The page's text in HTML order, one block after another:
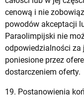
cenową i nie
powodów akceptacji
Paraolimpijski nie
odpowiedzialności za
poniesione przez
dostarczeniem oferty.
19. Postanowienia